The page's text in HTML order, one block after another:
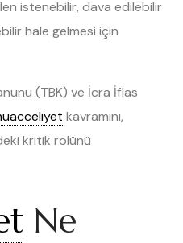
istenebilir, dava edilebilir
hale gelmesi için
(TBK) ve İcra İflas
kavramını,
kritik rolünü
Ne